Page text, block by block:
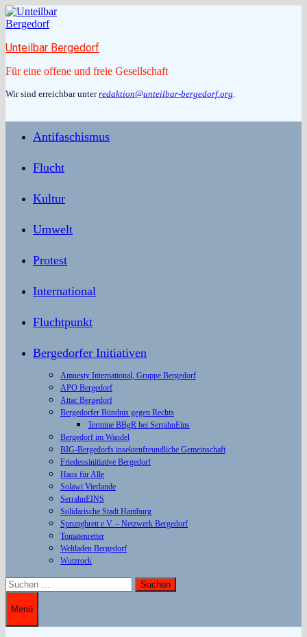
Zum
Inhalt
Unteilbar Bergedorf
Für eine offene und freie Gesellschaft
Wir sind erreichbar unterredaktion@unteilbar-bergedorf.org.
Antifaschismus
Flucht
Kultur
Umwelt
Protest
International
Fluchtpunkt
Bergedorfer Initiativen
Amnesty International, Gruppe Bergedorf
APO Bergedorf
Attac Bergedorf
Bergedorfer Bündnis gegen Rechts
Termine BBgR bei SerrahnEins
Bergedorf im Wandel
BIG-Bergedorfs insektenfreundliche Gemeinschaft
Friedensinitiative Bergedorf
Haus für Alle
Solawi Vierlande
SerrahnEINS
Solidarische Stadt Hamburg
Sprungbrett e.V. – Netzwerk Bergedorf
Tomatenretter
Weltladen Bergedorf
Wutzrock
Suchen
nach:
Menü